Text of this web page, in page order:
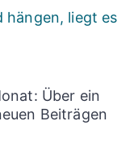
hängen, liegt es
Über ein
Beiträgen